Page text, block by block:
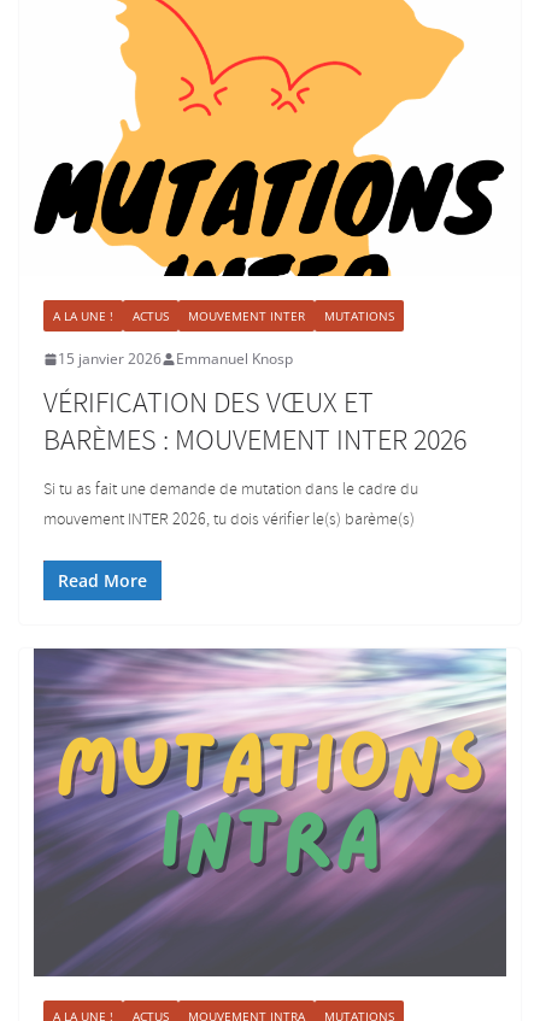
A LA UNE ! ACTUS MOUVEMENT INTER MUTATIONS
15 janvier 2026 Emmanuel Knosp
VÉRIFICATION DES VŒUX ET
BARÈMES : MOUVEMENT INTER 2026
Si tu as fait une demande de mutation dans le cadre du
mouvement INTER 2026, tu dois vérifier le(s) barème(s)
Read More
A LA UNE ! ACTUS MOUVEMENT INTRA MUTATIONS